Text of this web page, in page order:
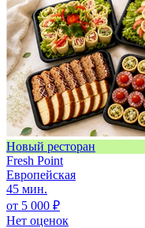
Новый ресторан
Fresh Point
Европейская
45 мин.
от 5 000 ₽
Нет оценок